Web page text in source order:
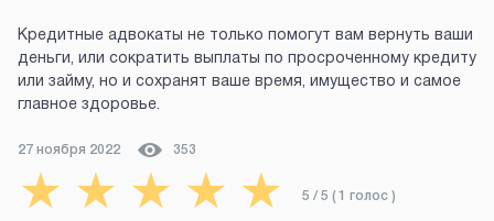
Кредитные адвокаты не только помогут вам вернуть ваши
деньги, или сократить выплаты по просроченному кредиту
или займу, но и сохранят ваше время, имущество и самое
главное здоровье.
27 ноября 2022 353
★ ★ ★ ★ ★ 5 / 5 ( 1 голос )